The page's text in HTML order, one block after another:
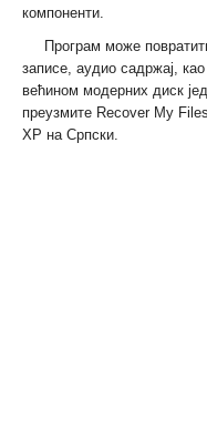
компоненти.
Програм може
записе, аудио садржај,
већином модерних диск
преузмите Recover My
XP на Српски.